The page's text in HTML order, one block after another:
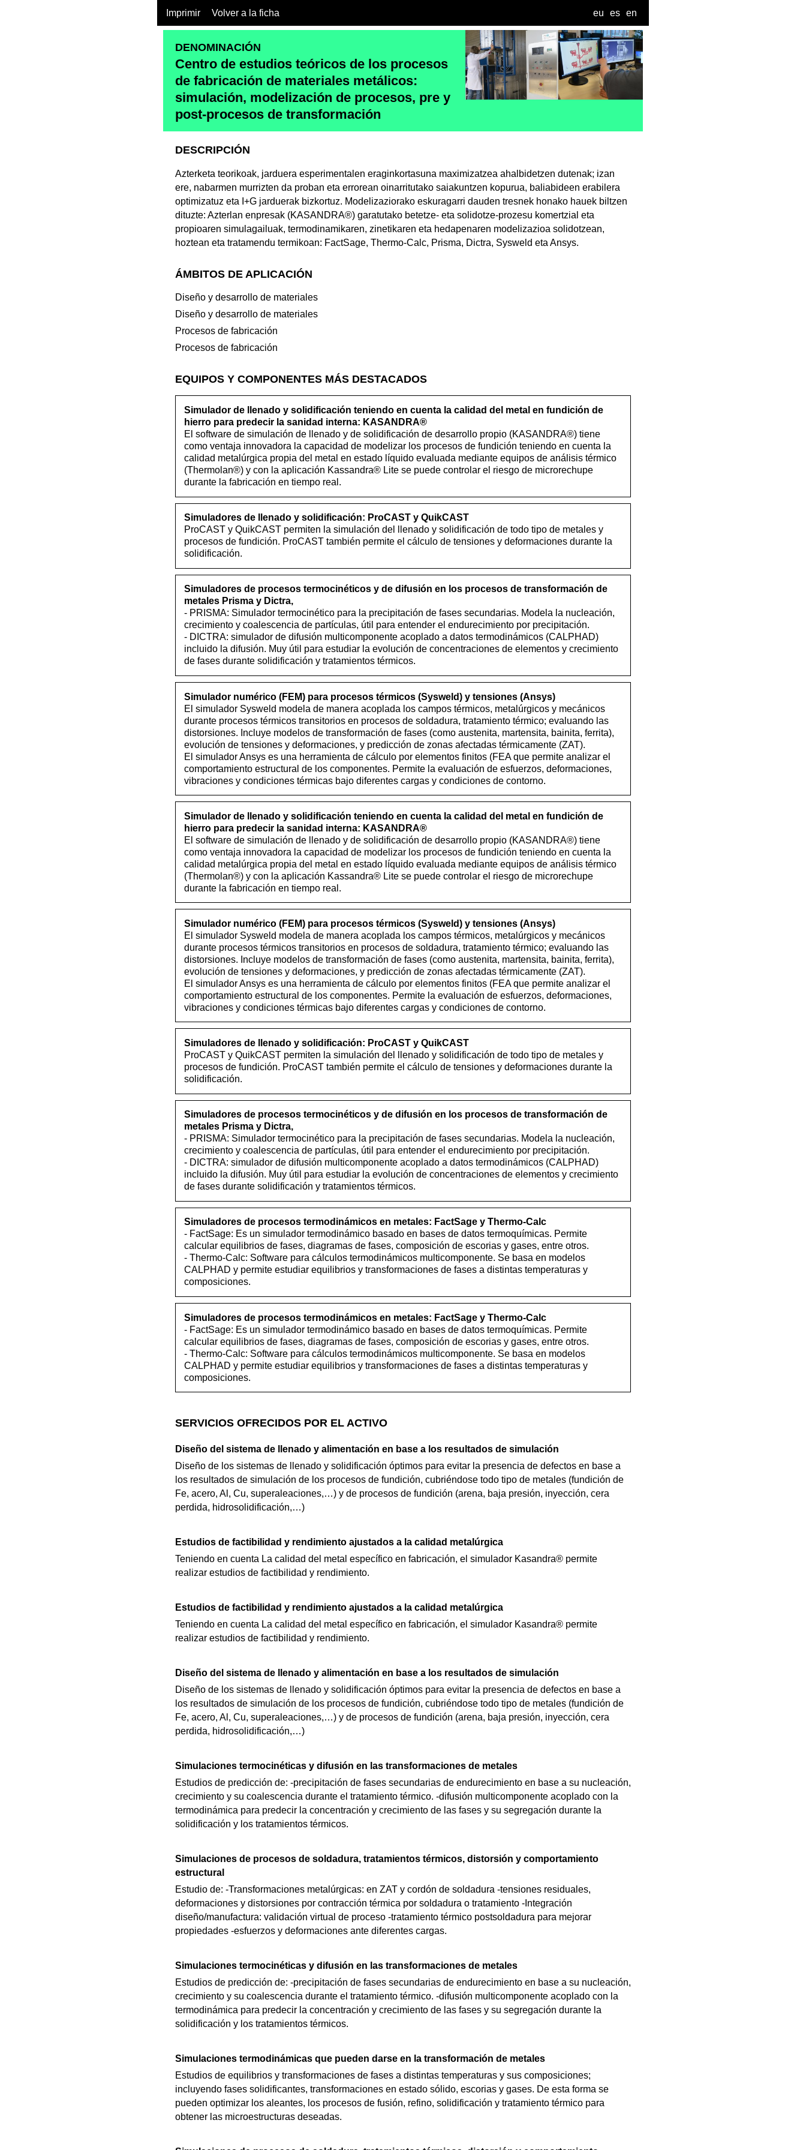
Imprimir Volver a la ficha eu es en
DENOMINACIÓN
Centro de estudios teóricos de los procesos
de fabricación de materiales metálicos:
simulación, modelización de procesos, pre y
post-procesos de transformación
DESCRIPCIÓN
Azterketa teorikoak, jarduera esperimentalen eraginkortasuna maximizatzea ahalbidetzen dutenak; izan
ere, nabarmen murrizten da proban eta errorean oinarritutako saiakuntzen kopurua, baliabideen erabilera
optimizatuz eta I+G jarduerak bizkortuz. Modelizaziorako eskuragarri dauden tresnek honako hauek biltzen
dituzte: Azterlan enpresak (KASANDRA®) garatutako betetze- eta solidotze-prozesu komertzial eta
propioaren simulagailuak, termodinamikaren, zinetikaren eta hedapenaren modelizazioa solidotzean,
hoztean eta tratamendu termikoan: FactSage, Thermo-Calc, Prisma, Dictra, Sysweld eta Ansys.
ÁMBITOS DE APLICACIÓN
Diseño y desarrollo de materiales
Diseño y desarrollo de materiales
Procesos de fabricación
Procesos de fabricación
EQUIPOS Y COMPONENTES MÁS DESTACADOS
Simulador de llenado y solidificación teniendo en cuenta la calidad del metal en fundición de
hierro para predecir la sanidad interna: KASANDRA®
El software de simulación de llenado y de solidificación de desarrollo propio (KASANDRA®) tiene
como ventaja innovadora la capacidad de modelizar los procesos de fundición teniendo en cuenta la
calidad metalúrgica propia del metal en estado líquido evaluada mediante equipos de análisis térmico
(Thermolan®) y con la aplicación Kassandra® Lite se puede controlar el riesgo de microrechupe
durante la fabricación en tiempo real.
Simuladores de llenado y solidificación: ProCAST y QuikCAST
ProCAST y QuikCAST permiten la simulación del llenado y solidificación de todo tipo de metales y
procesos de fundición. ProCAST también permite el cálculo de tensiones y deformaciones durante la
solidificación.
Simuladores de procesos termocinéticos y de difusión en los procesos de transformación de
metales Prisma y Dictra,
- PRISMA: Simulador termocinético para la precipitación de fases secundarias. Modela la nucleación,
crecimiento y coalescencia de partículas, útil para entender el endurecimiento por precipitación.
- DICTRA: simulador de difusión multicomponente acoplado a datos termodinámicos (CALPHAD)
incluido la difusión. Muy útil para estudiar la evolución de concentraciones de elementos y crecimiento
de fases durante solidificación y tratamientos térmicos.
Simulador numérico (FEM) para procesos térmicos (Sysweld) y tensiones (Ansys)
El simulador Sysweld modela de manera acoplada los campos térmicos, metalúrgicos y mecánicos
durante procesos térmicos transitorios en procesos de soldadura, tratamiento térmico; evaluando las
distorsiones. Incluye modelos de transformación de fases (como austenita, martensita, bainita, ferrita),
evolución de tensiones y deformaciones, y predicción de zonas afectadas térmicamente (ZAT).
El simulador Ansys es una herramienta de cálculo por elementos finitos (FEA que permite analizar el
comportamiento estructural de los componentes. Permite la evaluación de esfuerzos, deformaciones,
vibraciones y condiciones térmicas bajo diferentes cargas y condiciones de contorno.
Simulador de llenado y solidificación teniendo en cuenta la calidad del metal en fundición de
hierro para predecir la sanidad interna: KASANDRA®
El software de simulación de llenado y de solidificación de desarrollo propio (KASANDRA®) tiene
como ventaja innovadora la capacidad de modelizar los procesos de fundición teniendo en cuenta la
calidad metalúrgica propia del metal en estado líquido evaluada mediante equipos de análisis térmico
(Thermolan®) y con la aplicación Kassandra® Lite se puede controlar el riesgo de microrechupe
durante la fabricación en tiempo real.
Simulador numérico (FEM) para procesos térmicos (Sysweld) y tensiones (Ansys)
El simulador Sysweld modela de manera acoplada los campos térmicos, metalúrgicos y mecánicos
durante procesos térmicos transitorios en procesos de soldadura, tratamiento térmico; evaluando las
distorsiones. Incluye modelos de transformación de fases (como austenita, martensita, bainita, ferrita),
evolución de tensiones y deformaciones, y predicción de zonas afectadas térmicamente (ZAT).
El simulador Ansys es una herramienta de cálculo por elementos finitos (FEA que permite analizar el
comportamiento estructural de los componentes. Permite la evaluación de esfuerzos, deformaciones,
vibraciones y condiciones térmicas bajo diferentes cargas y condiciones de contorno.
Simuladores de llenado y solidificación: ProCAST y QuikCAST
ProCAST y QuikCAST permiten la simulación del llenado y solidificación de todo tipo de metales y
procesos de fundición. ProCAST también permite el cálculo de tensiones y deformaciones durante la
solidificación.
Simuladores de procesos termocinéticos y de difusión en los procesos de transformación de
metales Prisma y Dictra,
- PRISMA: Simulador termocinético para la precipitación de fases secundarias. Modela la nucleación,
crecimiento y coalescencia de partículas, útil para entender el endurecimiento por precipitación.
- DICTRA: simulador de difusión multicomponente acoplado a datos termodinámicos (CALPHAD)
incluido la difusión. Muy útil para estudiar la evolución de concentraciones de elementos y crecimiento
de fases durante solidificación y tratamientos térmicos.
Simuladores de procesos termodinámicos en metales: FactSage y Thermo-Calc
- FactSage: Es un simulador termodinámico basado en bases de datos termoquímicas. Permite
calcular equilibrios de fases, diagramas de fases, composición de escorias y gases, entre otros.
- Thermo-Calc: Software para cálculos termodinámicos multicomponente. Se basa en modelos
CALPHAD y permite estudiar equilibrios y transformaciones de fases a distintas temperaturas y
composiciones.
Simuladores de procesos termodinámicos en metales: FactSage y Thermo-Calc
- FactSage: Es un simulador termodinámico basado en bases de datos termoquímicas. Permite
calcular equilibrios de fases, diagramas de fases, composición de escorias y gases, entre otros.
- Thermo-Calc: Software para cálculos termodinámicos multicomponente. Se basa en modelos
CALPHAD y permite estudiar equilibrios y transformaciones de fases a distintas temperaturas y
composiciones.
SERVICIOS OFRECIDOS POR EL ACTIVO
Diseño del sistema de llenado y alimentación en base a los resultados de simulación
Diseño de los sistemas de llenado y solidificación óptimos para evitar la presencia de defectos en base a
los resultados de simulación de los procesos de fundición, cubriéndose todo tipo de metales (fundición de
Fe, acero, Al, Cu, superaleaciones,…) y de procesos de fundición (arena, baja presión, inyección, cera
perdida, hidrosolidificación,…)
Estudios de factibilidad y rendimiento ajustados a la calidad metalúrgica
Teniendo en cuenta La calidad del metal específico en fabricación, el simulador Kasandra® permite
realizar estudios de factibilidad y rendimiento.
Estudios de factibilidad y rendimiento ajustados a la calidad metalúrgica
Teniendo en cuenta La calidad del metal específico en fabricación, el simulador Kasandra® permite
realizar estudios de factibilidad y rendimiento.
Diseño del sistema de llenado y alimentación en base a los resultados de simulación
Diseño de los sistemas de llenado y solidificación óptimos para evitar la presencia de defectos en base a
los resultados de simulación de los procesos de fundición, cubriéndose todo tipo de metales (fundición de
Fe, acero, Al, Cu, superaleaciones,…) y de procesos de fundición (arena, baja presión, inyección, cera
perdida, hidrosolidificación,…)
Simulaciones termocinéticas y difusión en las transformaciones de metales
Estudios de predicción de: -precipitación de fases secundarias de endurecimiento en base a su nucleación,
crecimiento y su coalescencia durante el tratamiento térmico. -difusión multicomponente acoplado con la
termodinámica para predecir la concentración y crecimiento de las fases y su segregación durante la
solidificación y los tratamientos térmicos.
Simulaciones de procesos de soldadura, tratamientos térmicos, distorsión y comportamiento
estructural
Estudio de: -Transformaciones metalúrgicas: en ZAT y cordón de soldadura -tensiones residuales,
deformaciones y distorsiones por contracción térmica por soldadura o tratamiento -Integración
diseño/manufactura: validación virtual de proceso -tratamiento térmico postsoldadura para mejorar
propiedades -esfuerzos y deformaciones ante diferentes cargas.
Simulaciones termocinéticas y difusión en las transformaciones de metales
Estudios de predicción de: -precipitación de fases secundarias de endurecimiento en base a su nucleación,
crecimiento y su coalescencia durante el tratamiento térmico. -difusión multicomponente acoplado con la
termodinámica para predecir la concentración y crecimiento de las fases y su segregación durante la
solidificación y los tratamientos térmicos.
Simulaciones termodinámicas que pueden darse en la transformación de metales
Estudios de equilibrios y transformaciones de fases a distintas temperaturas y sus composiciones;
incluyendo fases solidificantes, transformaciones en estado sólido, escorias y gases. De esta forma se
pueden optimizar los aleantes, los procesos de fusión, refino, solidificación y tratamiento térmico para
obtener las microestructuras deseadas.